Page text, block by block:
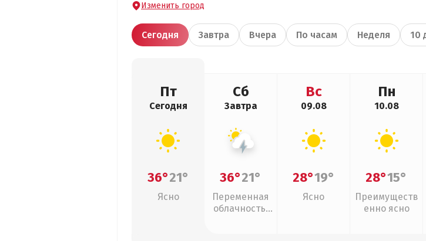
Изменить город
Сегодня Завтра Вчера По часам Неделя 10
Пт
Сегодня
36°21°
Ясно
Сб
Завтра
36°21°
Переменная
облачность,
Вс
09.08
28°19°
Ясно
Пн
10.08
28°15°
Преимуществ
енно ясно